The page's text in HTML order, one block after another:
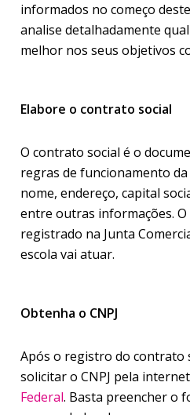
informados no começo
analise detalhadamente
melhor nos seus objetivos
Elabore o contrato social
O contrato social é o
regras de funcionamento
nome, endereço, capital
entre outras informações.
registrado na Junta
escola vai atuar.
Obtenha o CNPJ
Após o registro do contrato
solicitar o CNPJ pela
Federal. Basta preencher o